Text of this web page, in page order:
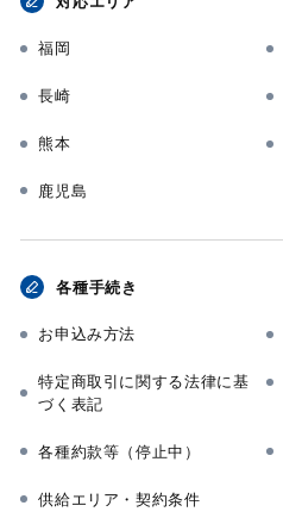
福岡
長崎
熊本
鹿児島
各種手続き
お申込み方法
特定商取引に関する法律に基
づく表記
各種約款等（停止中）
供給エリア・契約条件